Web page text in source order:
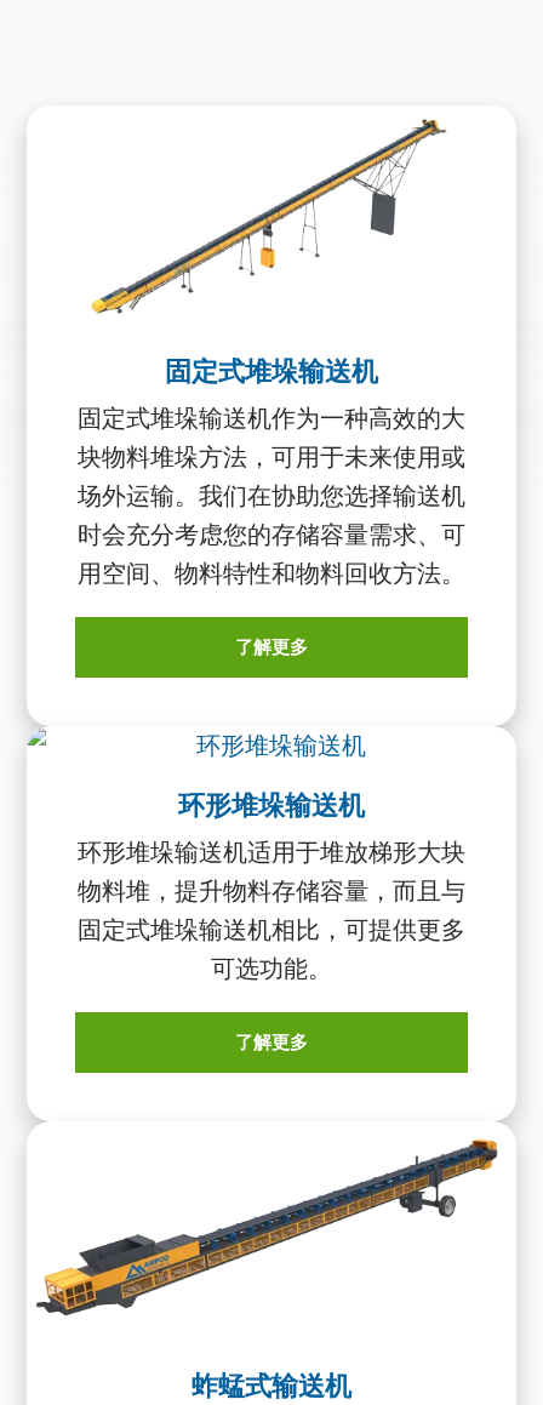
固定式堆垛输送机
固定式堆垛输送机作为一种高效的大
块物料堆垛方法，可用于未来使用或
场外运输。我们在协助您选择输送机
时会充分考虑您的存储容量需求、可
用空间、物料特性和物料回收方法。
了解更多
环形堆垛输送机
环形堆垛输送机适用于堆放梯形大块
物料堆，提升物料存储容量，而且与
固定式堆垛输送机相比，可提供更多
可选功能。
了解更多
蚱蜢式输送机